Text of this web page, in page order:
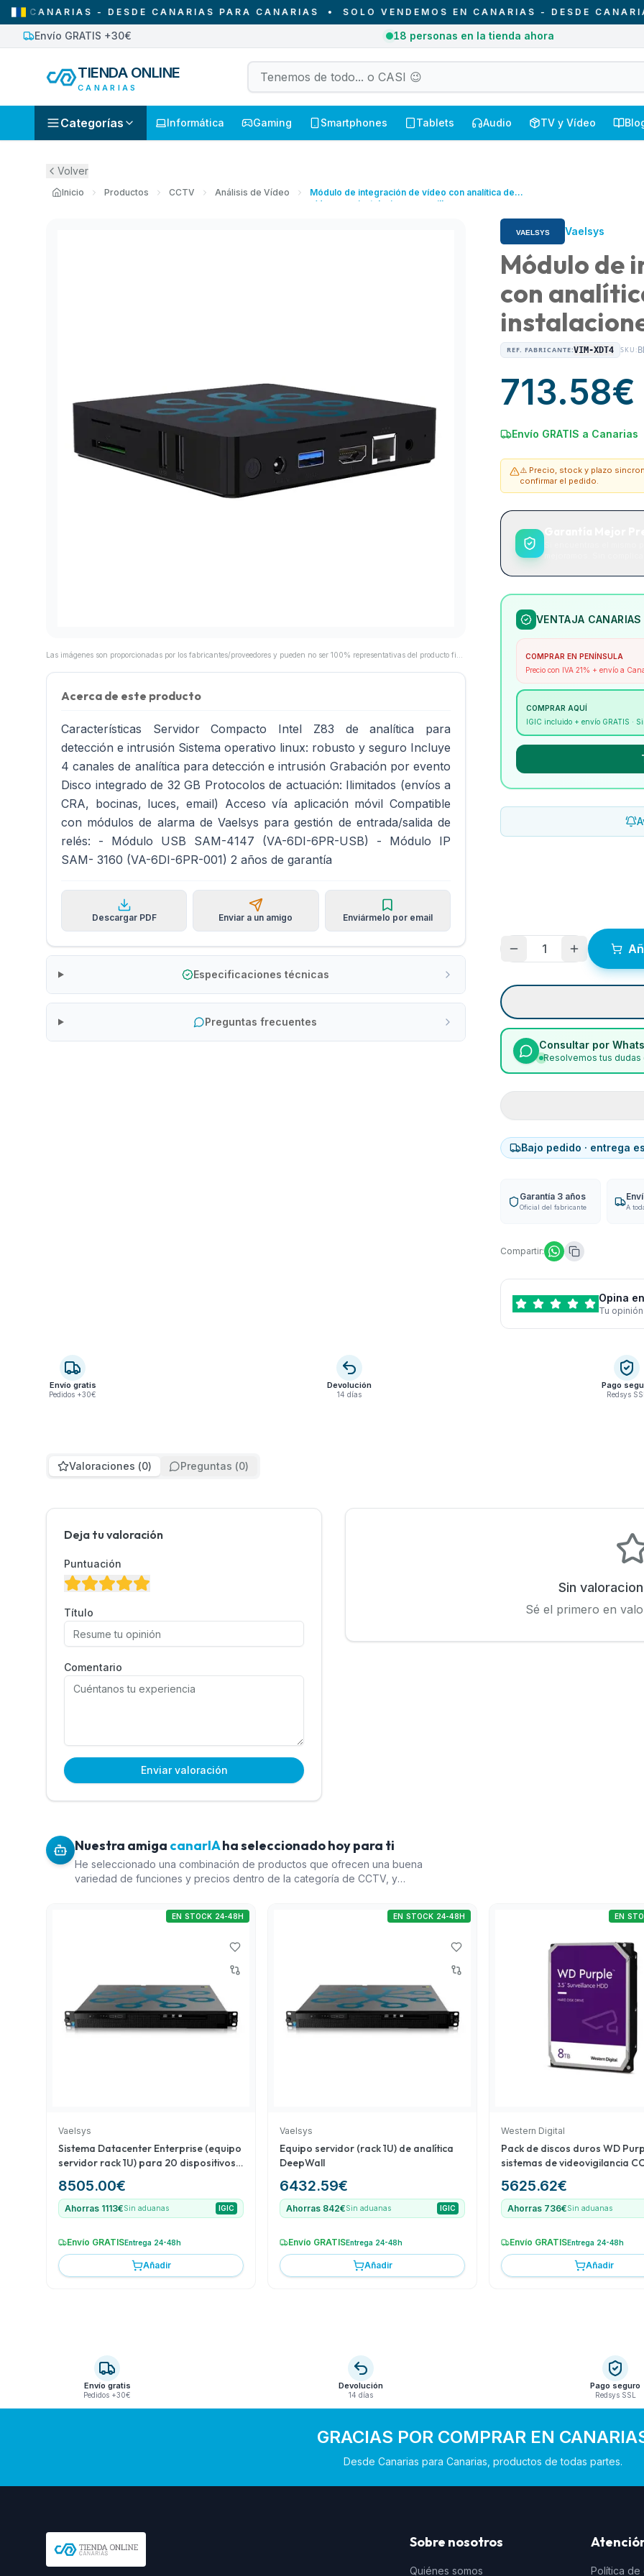
- DESDE CANARIAS PARA CANARIAS•SOLO VENDEMOS EN CANARIAS - DESDE CANARIAS
Envío GRATIS +30€ pedidos entregados hoy en Canarias
TIENDA ONLINE
CANARIAS
Categorías Informática Gaming Smartphones Tablets Audio TV y Vídeo
Volver
Inicio Productos CCTV Análisis de Vídeo
Módulo de integración de vídeo con analítica de
vídeo para instalaciones sencillas
Acerca de este producto
Características Servidor Compacto Intel Z83 de analítica para
detección e intrusión Sistema operativo linux: robusto y seguro Incluye
4 canales de analítica para detección e intrusión Grabación por evento
Disco integrado de 32 GB Protocolos de actuación: Ilimitados (envíos a
CRA, bocinas, luces, email) Acceso vía aplicación móvil Compatible
con módulos de alarma de Vaelsys para gestión de entrada/salida de
relés: - Módulo USB SAM-4147 (VA-6DI-6PR-USB) - Módulo IP
SAM- 3160 (VA-6DI-6PR-001) 2 años de garantía
Descargar PDF Enviar a un amigo Enviármelo por email
Especificaciones técnicas
Preguntas frecuentes
Vaelsys
Módulo de
con
REF. FABRICANTE:VIM-XDT4 SKU:
713.58€
Envío GRATIS a Canarias
⚠️ Precio, stock y plazo
confirmar el pedido.
VENTAJA CANARIAS
COMPRAR EN PENÍNSULA
Precio con IVA 21% + envío a
COMPRAR AQUÍ
IGIC incluido + envío GRATIS ·
1
Consultar por
Resolvemos tus dudas
Bajo pedido · entrega
Garantía 3 años
Oficial del fabricante A
Compartir:
Opina
Tu
Envío gratis
Pedidos +30€
Devolución
14 días
Pago
Redsys SSL
Valoraciones (0) Preguntas (0)
Deja tu valoración
Puntuación
Título
Comentario
Enviar valoración
Sin
Sé el primero en
Nuestra amiga canarIAha seleccionado hoy para ti
He seleccionado una combinación de productos que ofrecen una buena
variedad de funciones y precios dentro de la categoría de CCTV, y
Datacenter Enterprise (1) es ideal para grandes instalaciones con capacidad
ampliable, mientras que el servidor de analítica DeepWall (3) ofrece análisis
para complementar sistemas de videovigilancia mediante almacenamiento
confiable. Finalmente, el equipo servidor para gestión de matrículas (9) es
fundamental para mejorar el control de accesos vehiculares, abarcando así
diferentes aspectos dentro de la vigilancia y gestión de áreas seguras.
Vaelsys
Sistema Datacenter Enterprise (equipo
servidor rack 1U) para 20 dispositivos
8505.00€
EN STOCK 24-48H
Ahorras 1113€Sin aduanas IGIC
Envío GRATISEntrega 24-48h
Añadir
Vaelsys
Equipo servidor (rack 1U) de analítica
DeepWall
6432.59€
EN STOCK 24-48H
Ahorras 842€Sin aduanas IGIC
Envío GRATISEntrega 24-48h
Añadir
Western Digital
Pack de discos duros WD
sistemas de videovigilancia
5625.62€
EN
Ahorras 736€Sin aduanas
Envío GRATISEntrega 24-48h
Añadir
Envío gratis
Pedidos +30€
Devolución
14 días
Pago seguro
Redsys SSL
GRACIAS POR COMPRAR EN
Desde Canarias para Canarias, productos de todas partes.
Sobre nosotros
Quiénes somos Política de